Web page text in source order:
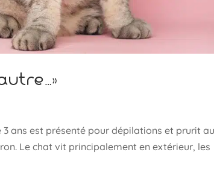
ans est présenté pour dépilations et prurit
Le chat vit principalement en extérieur, les